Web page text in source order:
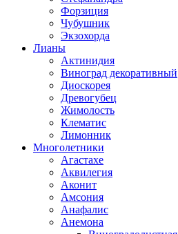
Форзиция
Чубушник
Экзохорда
Лианы
Актинидия
Виноград декоративный
Диоскорея
Древогубец
Жимолость
Клематис
Лимонник
Многолетники
Агастахе
Аквилегия
Аконит
Амсония
Анафалис
Анемона